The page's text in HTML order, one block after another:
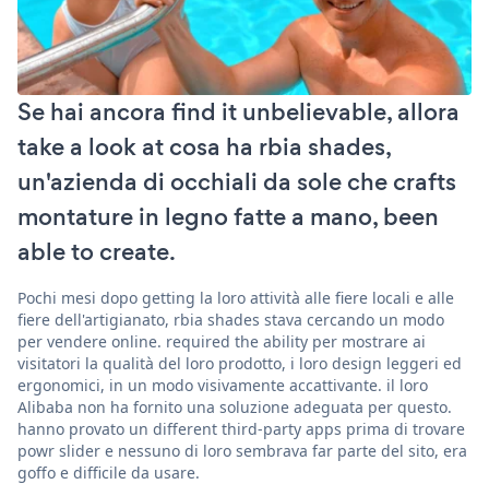
Se hai ancora find it unbelievable, allora
take a look at cosa ha rbia shades,
un'azienda di occhiali da sole che crafts
montature in legno fatte a mano, been
able to create.
Pochi mesi dopo getting la loro attività alle fiere locali e alle
fiere dell'artigianato, rbia shades stava cercando un modo
per vendere online. required the ability per mostrare ai
visitatori la qualità del loro prodotto, i loro design leggeri ed
ergonomici, in un modo visivamente accattivante. il loro
Alibaba non ha fornito una soluzione adeguata per questo.
hanno provato un different third-party apps prima di trovare
powr slider e nessuno di loro sembrava far parte del sito, era
goffo e difficile da usare.